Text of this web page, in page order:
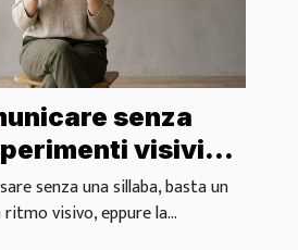
senza
visivi
moderno
senza una sillaba, basta un
ritmo visivo, eppure la...